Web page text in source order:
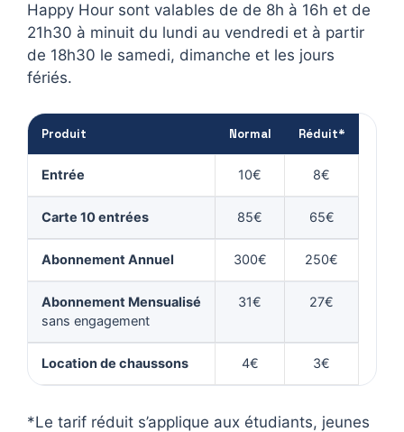
Happy Hour sont valables de de 8h à 16h et de
21h30 à minuit du lundi au vendredi et à partir
de 18h30 le samedi, dimanche et les jours
fériés.
Produit Normal Réduit*
Entrée 10€ 8€
Carte 10 entrées 85€ 65€
Abonnement Annuel 300€ 250€
Abonnement Mensualisé
sans engagement
31€ 27€
Location de chaussons 4€ 3€
*Le tarif réduit s’applique aux étudiants, jeunes